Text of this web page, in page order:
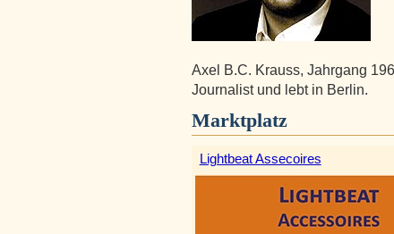
Axel B.C. Krauss, Jahrgang
Journalist und lebt in Berlin.
Marktplatz
Lightbeat Assecoires